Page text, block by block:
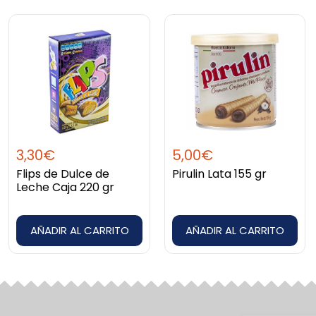
3,30€
Flips de Dulce de
Leche Caja 220 gr
AÑADIR AL CARRITO
5,00€
Pirulin Lata 155 gr
AÑADIR AL CARRITO